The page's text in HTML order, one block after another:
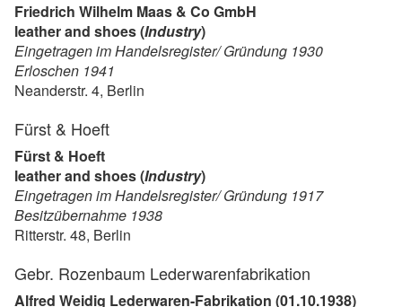
Friedrich Wilhelm Maas & Co GmbH
leather and shoes (Industry)
Eingetragen im Handelsregister/ Gründung 1930
Erloschen 1941
Neanderstr. 4, Berlin
Fürst & Hoeft
Fürst & Hoeft
leather and shoes (Industry)
Eingetragen im Handelsregister/ Gründung 1917
Besitzübernahme 1938
Ritterstr. 48, Berlin
Gebr. Rozenbaum Lederwarenfabrikation
Alfred Weidig Lederwaren-Fabrikation (01.10.1938)